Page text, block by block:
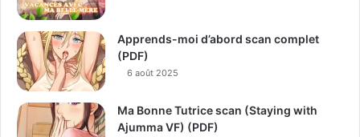
Apprends-moi d’abord scan complet
(PDF)
6 août 2025
Ma Bonne Tutrice scan (Staying with
Ajumma VF) (PDF)